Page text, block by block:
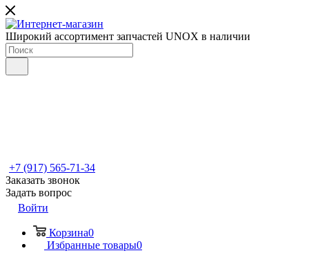
Широкий ассортимент запчастей UNOX в наличии
+7 (917) 565-71-34
Заказать звонок
Задать вопрос
Войти
Корзина0
Избранные товары0